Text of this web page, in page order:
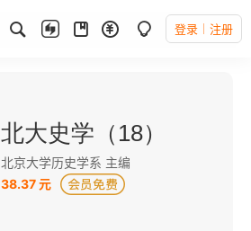
登录 注册
北大史学（18）
北京大学历史学系 主编
38.37 元